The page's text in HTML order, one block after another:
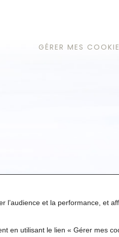
GÉRER MES
l’audience et la performance, et
en utilisant le lien « Gérer mes